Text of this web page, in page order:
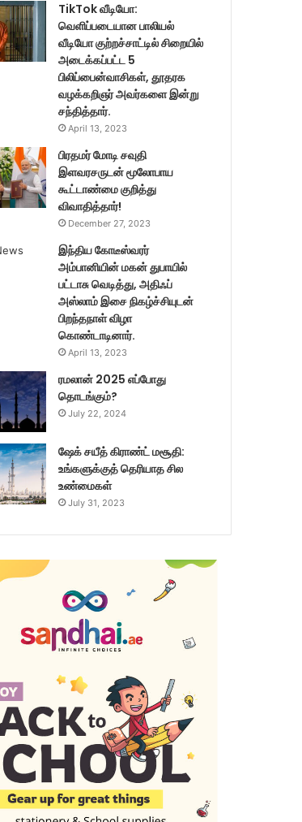
TikTok வீடியோ:
வெளிப்படையான பாலியல்
வீடியோ குற்றச்சாட்டில் சிறையில்
அடைக்கப்பட்ட 5
பிலிப்பைன்வாசிகள், தூதரக
வழக்கறிஞர் அவர்களை இன்று
சந்தித்தார்.
April 13, 2023
பிரதமர் மோடி சவுதி
இளவரசருடன் மூலோபாய
கூட்டாண்மை குறித்து
விவாதித்தார்!
December 27, 2023
இந்திய கோடீஸ்வரர்
அம்பானியின் மகன் துபாயில்
பட்டாசு வெடித்து, அதிஃப்
அஸ்லாம் இசை நிகழ்ச்சியுடன்
பிறந்தநாள் விழா
கொண்டாடினார்.
April 13, 2023
ரமலான் 2025 எப்போது
தொடங்கும்?
July 22, 2024
ஷேக் சயீத் கிராண்ட் மசூதி:
உங்களுக்குத் தெரியாத சில
உண்மைகள்
July 31, 2023